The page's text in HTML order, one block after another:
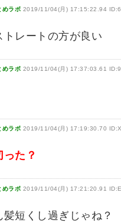
めラボ 2019/11/04(月) 17:15:22.94
トレートの方が良い
めラボ 2019/11/04(月) 17:37:03.61
めラボ 2019/11/04(月) 17:19:30.70
った？
めラボ 2019/11/04(月) 17:21:20.91
髪短くし過ぎじゃね？